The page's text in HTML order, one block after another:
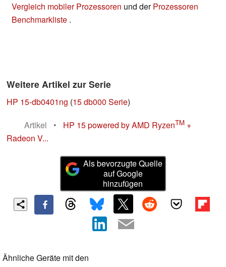
Vergleich mobiler Prozessoren und derProzessoren
Benchmarkliste .
Weitere Artikel zur Serie
HP 15-db0401ng (15 db000 Serie)
Artikel
• HP 15 powered by AMD RyzenTM +
Radeon V...
Als bevorzugte Quelle
auf Google
hinzufügen
Ähnliche Geräte mit den